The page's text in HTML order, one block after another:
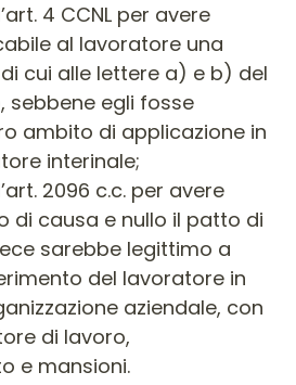
4 CCNL per avere
al lavoratore una
cui alle lettere a) e b) del
sebbene egli fosse
ambito di applicazione in
interinale;
2096 c.c. per avere
di causa e nullo il patto di
sarebbe legittimo a
del lavoratore in
aziendale, con
di lavoro,
e mansioni.